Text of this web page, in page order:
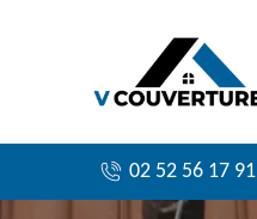
02 52 56 17 91